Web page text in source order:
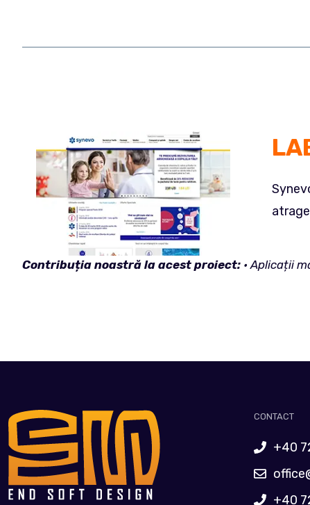
Contribuția noastră la acest proiect: • Aplicații
CONTACT
+40
+40